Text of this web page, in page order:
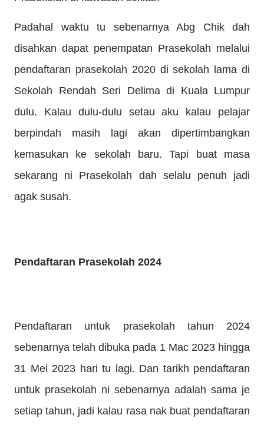
Padahal waktu tu sebenarnya Abg Chik dah
disahkan dapat penempatan Prasekolah melalui
pendaftaran prasekolah 2020 di sekolah lama di
Sekolah Rendah Seri Delima di Kuala Lumpur
dulu. Kalau dulu-dulu setau aku kalau pelajar
berpindah masih lagi akan dipertimbangkan
kemasukan ke sekolah baru. Tapi buat masa
sekarang ni Prasekolah dah selalu penuh jadi
agak susah.
Pendaftaran Prasekolah 2024
Pendaftaran untuk prasekolah tahun 2024
sebenarnya telah dibuka pada 1 Mac 2023 hingga
31 Mei 2023 hari tu lagi. Dan tarikh pendaftaran
untuk prasekolah ni sebenarnya adalah sama je
setiap tahun, jadi kalau rasa nak buat pendaftaran